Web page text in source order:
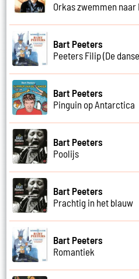
Orkas zwemmen
Bart Peeters
Peeters Filip (De
Bart Peeters
Pinguin op Antarctica
Bart Peeters
Poolijs
Bart Peeters
Prachtig in het blauw
Bart Peeters
Romantiek